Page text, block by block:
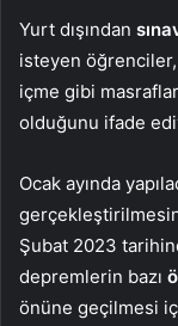
Yurt dışından
isteyen öğrenciler,
içme gibi
olduğunu ifade
Ocak ayında
Şubat 2023
depremlerin bazı
önüne geçilmesi